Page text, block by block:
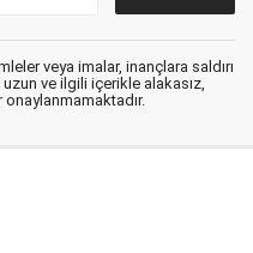
veya imalar, inançlara saldırı
ve ilgili içerikle alakasız,